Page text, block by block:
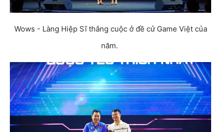
Wows - Làng Hiệp Sĩ thắng cuộc ở đề cử Game Việt của
năm.